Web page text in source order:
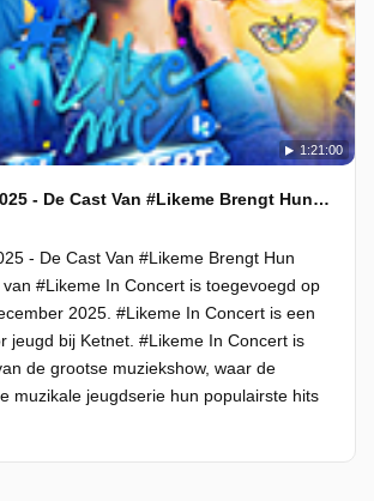
1:21:00
31 december 2025 - De Cast Van #Likeme Brengt Hun Populairste Hits
- De Cast Van #Likeme Brengt Hun
#Likeme In Concert is toegevoegd op
2025. #Likeme In Concert is een
jeugd bij Ketnet. #Likeme In Concert is
de grootse muziekshow, waar de
muzikale jeugdserie hun populairste hits